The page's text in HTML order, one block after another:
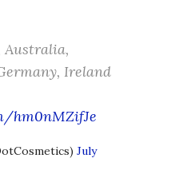
Australia,
Ireland
hm0nMZifJe
July